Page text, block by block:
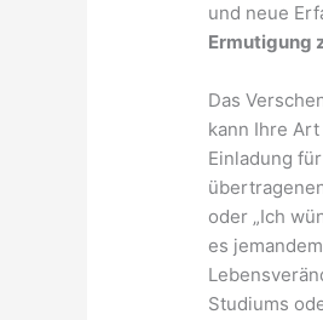
und neue
Ermutigung
Das
kann Ihre
Einladung
oder „Ich
es
Studiums